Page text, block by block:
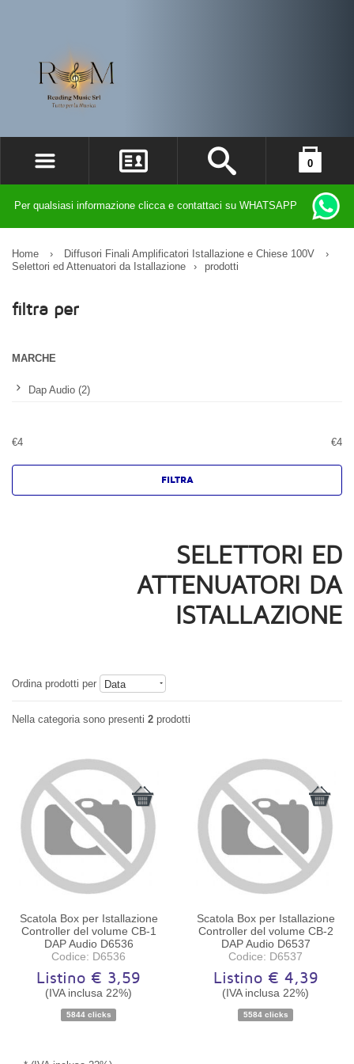
ACCEDI
REGISTRATI
0
Per qualsiasi informazione clicca e contattaci su WHATSAPP
Home › Diffusori Finali Amplificatori Istallazione e Chiese 100V
›
Selettori ed Attenuatori da Istallazione
› prodotti
filtra per
MARCHE
Dap Audio (2)
€4 €4
SELETTORI ED
ATTENUATORI DA
ISTALLAZIONE
Ordina prodotti per Data
Nella categoria sono presenti 2 prodotti
Disponibilità:Ordinabile
Scatola Box per Istallazione
Controller del volume CB-1
DAP Audio D6536
Codice: D6536
Listino € 3,59
(IVA inclusa 22%)
5844 clicks
Disponibilità:Ordinabile
Scatola Box per Istallazione
Controller del volume CB-2
DAP Audio D6537
Codice: D6537
Listino € 4,39
(IVA inclusa 22%)
5584 clicks